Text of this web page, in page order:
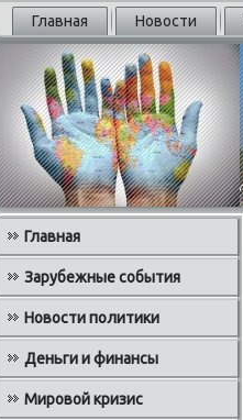
Главная Новости
Главная
Зарубежные события
Новости политики
Деньги и финансы
Мировой кризис